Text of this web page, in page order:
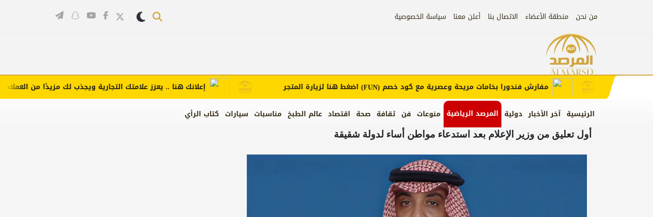
من نحن منطقة الأعضاء الاتصال بنا أعلن معنا سياسة الخصوصية
الرئيسية آخر الأخبار دولية المرصد الرياضية منوعات فن ثقافة صحة اقتصاد عالم الطبخ مناسبات سيارات كتاب الرأي
إعلانك هنا .. يعزز علامتك التجارية ويجذب لك مزيدًا من العملاء مفارش فندورا بخامات مريحة وعصرية مع كود خصم(FUN)اضغط هنا لزيارة المتجر
أول تعليق من وزير الإعلام بعد استدعاء مواطن أساء لدولة شقيقة